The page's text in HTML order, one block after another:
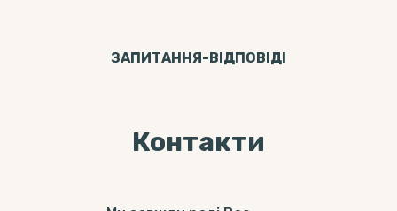
ЗАПИТАННЯ-ВІДПОВIДI
Контакти